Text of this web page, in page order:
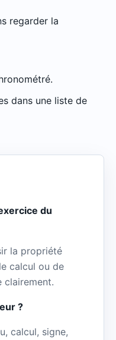
regarder la
dans une liste de
du
la propriété
calcul ou de
clairement.
?
calcul, signe,